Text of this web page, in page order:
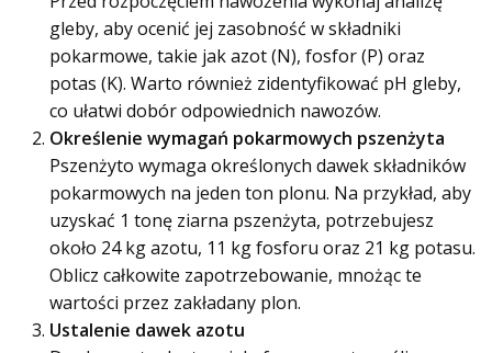
gleby, aby ocenić jej zasobność w składniki
pokarmowe, takie jak azot (N), fosfor (P) oraz
potas (K). Warto również zidentyfikować pH gleby,
co ułatwi dobór odpowiednich nawozów.
Określenie wymagań pokarmowych pszenżyta
Pszenżyto wymaga określonych dawek składników
pokarmowych na jeden ton plonu. Na przykład, aby
uzyskać 1 tonę ziarna pszenżyta, potrzebujesz
około 24 kg azotu, 11 kg fosforu oraz 21 kg potasu.
Oblicz całkowite zapotrzebowanie, mnożąc te
wartości przez zakładany plon.
Ustalenie dawek azotu